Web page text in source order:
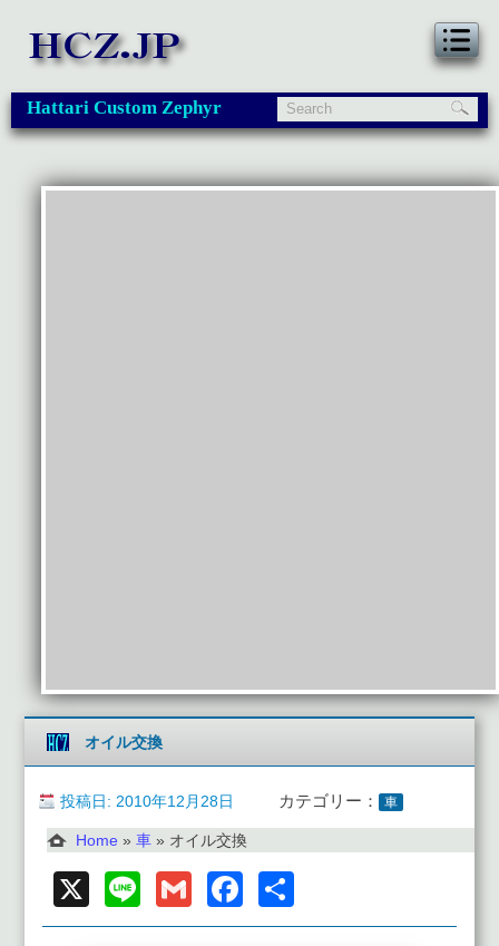
Hattari Custom Zephyr
オイル交換
投稿日: 2010年12月28日 カテゴリー： 車
Home » 車 » オイル交換
X Line GmailFacebook
有